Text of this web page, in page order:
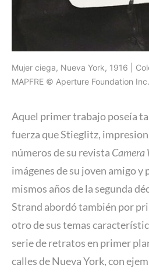
Mujer ciega, Nueva York, 1916 |
MAPFRE © Aperture Foundation
Aquel primer trabajo poseía
fuerza que Stieglitz,
números de su revista Camera
imágenes de su joven amigo y
mismos años de la segunda
Strand abordó también por
otro de sus temas
serie de retratos en primer
calles de Nueva York, con